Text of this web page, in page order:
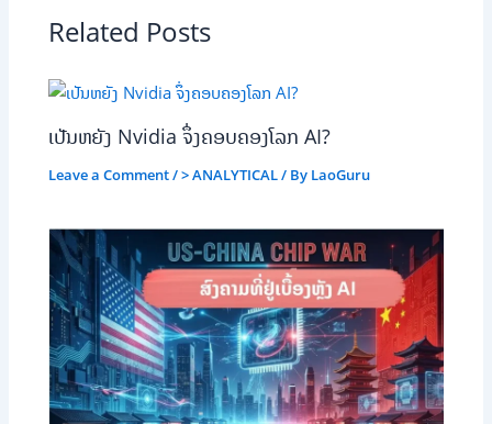
Related Posts
ເປັນຫຍັງ Nvidia ຈຶ່ງຄອບຄອງໂລກ AI?
Leave a Comment/> ANALYTICAL/ By LaoGuru